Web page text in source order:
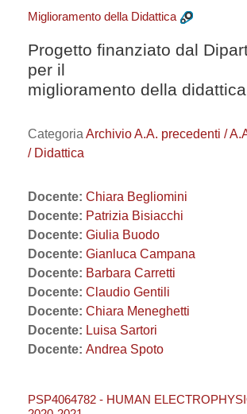
Miglioramento della Didattica
Progetto finanziato dal
per il
miglioramento della didattica
Categoria Archivio A.A. precedenti /
/ Didattica
Docente: Chiara Begliomini
Docente: Patrizia Bisiacchi
Docente: Giulia Buodo
Docente: Gianluca Campana
Docente: Barbara Carretti
Docente: Claudio Gentili
Docente: Chiara Meneghetti
Docente: Luisa Sartori
Docente: Andrea Spoto
PSP4064782 - HUMAN